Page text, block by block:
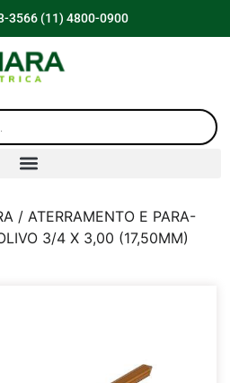
3566 (11) 4800-0900
/ ATERRAMENTO E PARA-
3/4 X 3,00 (17,50MM)